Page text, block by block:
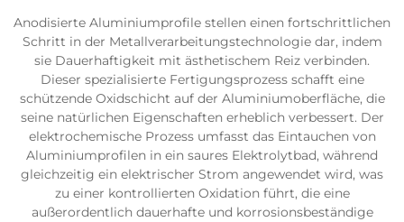
Anodisierte Aluminiumprofile stellen einen fortschrittlichen
Schritt in der Metallverarbeitungstechnologie dar, indem
sie Dauerhaftigkeit mit ästhetischem Reiz verbinden.
Dieser spezialisierte Fertigungsprozess schafft eine
schützende Oxidschicht auf der Aluminiumoberfläche, die
seine natürlichen Eigenschaften erheblich verbessert. Der
elektrochemische Prozess umfasst das Eintauchen von
Aluminiumprofilen in ein saures Elektrolytbad, während
gleichzeitig ein elektrischer Strom angewendet wird, was
zu einer kontrollierten Oxidation führt, die eine
außerordentlich dauerhafte und korrosionsbeständige